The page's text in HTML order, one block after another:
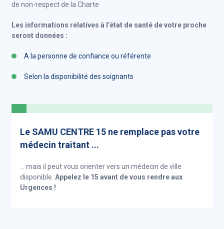
de non-respect de la Charte
Les informations relatives à l’état de santé de votre proche
seront données :
A la personne de confiance ou référente
Selon la disponibilité des soignants
Le SAMU CENTRE 15 ne remplace pas votre
médecin traitant ...
... mais il peut vous orienter vers un médecin de ville
disponible. Appelez le 15 avant de vous rendre aux
Urgences !